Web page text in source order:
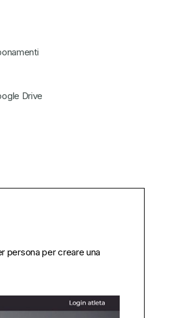
Drive
persona per creare una